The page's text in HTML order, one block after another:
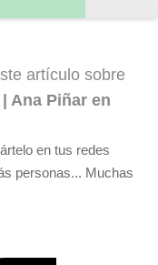
artículo sobre
Ana Piñar en
en tus redes
personas... Muchas